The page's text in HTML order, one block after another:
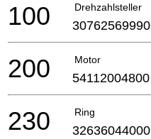
Drehzahlsteller
100 30762569990
Motor
200 54112004800
Ring
230 32636044000